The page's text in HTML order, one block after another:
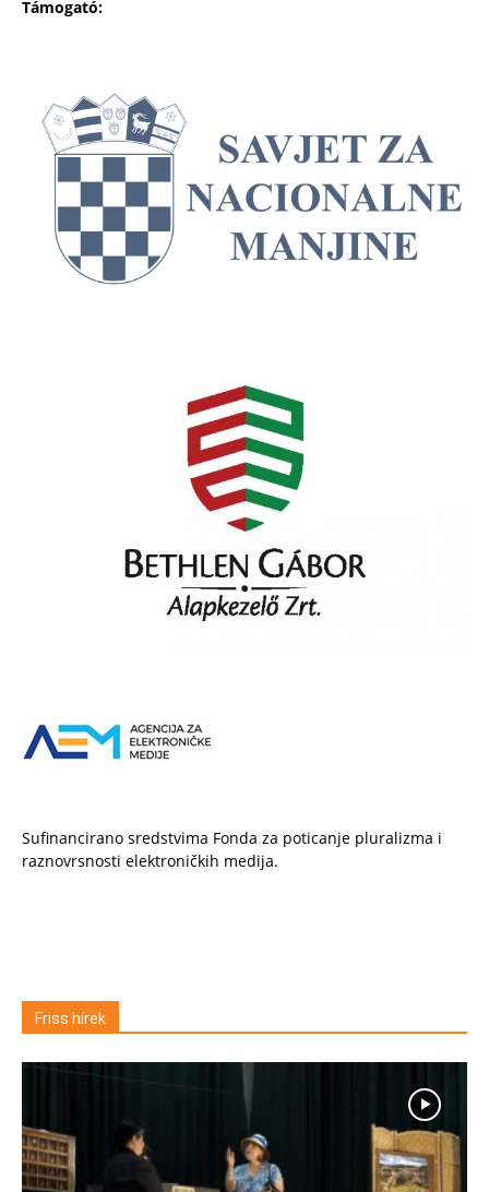
Támogató:
Sufinancirano sredstvima Fonda za poticanje pluralizma i
raznovrsnosti elektroničkih medija.
Friss hírek